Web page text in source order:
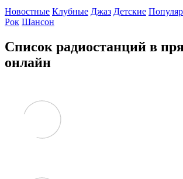
Новостные Клубные Джаз Детские
Рок Шансон
Список радиостанций в
онлайн